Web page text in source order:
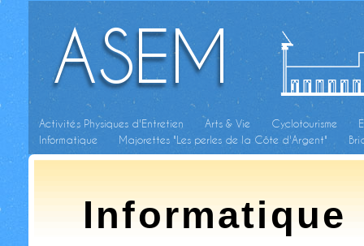
ASEM
Activités Physiques d'Entretien Arts & Vie Cyclotourisme
Informatique
Majorettes "Les perles de la Côte d'Argent"
Informatique